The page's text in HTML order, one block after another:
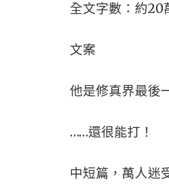
全文字數：約20
文案
他是修真界最後
……還很能打！
中短篇，萬人迷